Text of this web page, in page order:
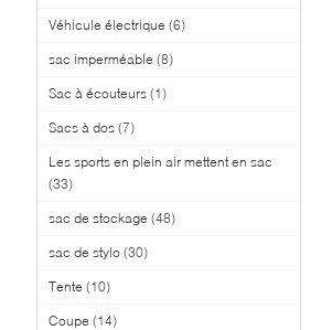
Véhicule électrique (6)
sac imperméable (8)
Sac à écouteurs (1)
Sacs à dos (7)
Les sports en plein air mettent en sac
(33)
sac de stockage (48)
sac de stylo (30)
Tente (10)
Coupe (14)